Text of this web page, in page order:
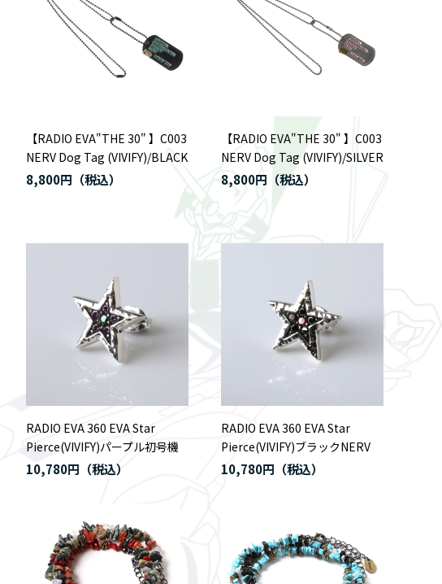
【RADIO EVA"THE 30" 】C003
NERV Dog Tag (VIVIFY)/BLACK
8,800円
【RADIO EVA"THE 30" 】C003
NERV Dog Tag (VIVIFY)/SILVER
8,800円
RADIO EVA 360 EVA Star
Pierce(VIVIFY)パープル初号機
10,780円
RADIO EVA 360 EVA Star
Pierce(VIVIFY)ブラックNERV
10,780円